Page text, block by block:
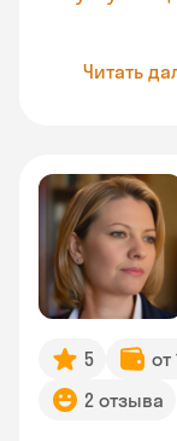
Читать
5 от
2 отзыва